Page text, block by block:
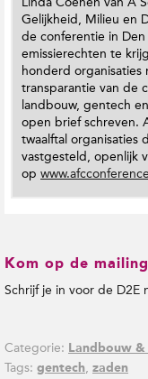
Gelijkheid, Milieu en
de conferentie in
emissierechten te
honderd organisaties
transparantie van de
landbouw, gentech
open brief schreven.
twaalftal organisaties
vastgesteld, openlijk
op
Kom op de
Schrijf je in voor de D2E
Categorie: Landbouw &
Tags: gentech, zaden